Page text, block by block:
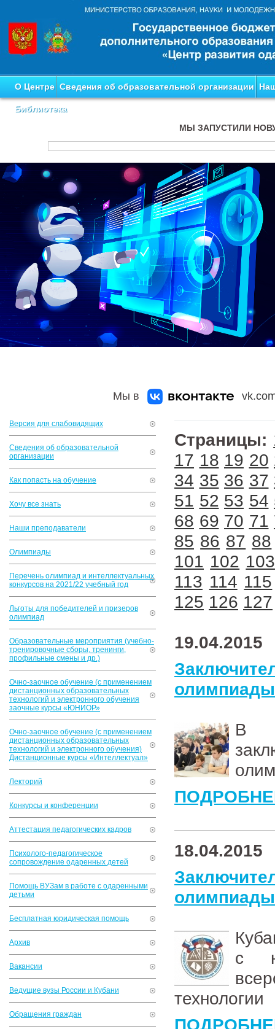
О Центре Сведения об образовательной организации
Библиотека
МЫ ЗАПУСТИЛИ
Мы в
Версия для слабовидящих
Сведения об образовательной
организации
Как попасть на обучение
Хочу все знать
Наши преподаватели
Олимпиады
Перечень олимпиад и интеллектуальных
конкурсов на 2021/22 учебный год
Льготы для победителей и призеров
олимпиад
Образовательные мероприятия (учебно-
тренировочные сборы, тренинги,
профильные смены и др.)
Очно-заочное обучение (с применением
дистанционных образовательных
технологий и электронного обучения
заочные курсы «ЮНИОР»
Очно-заочное обучение (с применением
дистанционных образовательных
технологий и электронного обучения)
Дистанционные курсы «Интеллектуал»
Лекторий
Конкурсы и конференции
Аттестация педагогических кадров
Психолого-педагогическое
сопровождение одаренных детей
Помощь ВУЗам в работе с одаренными
детьми
Бесплатная юридическая помощь
Архив
Вакансии
Ведущие вузы России и Кубани
Обращения граждан
Страницы:
17 18 19 20
34 35 36 37
51 52 53 54
68 69 70 71
85 86 87 88
101 102 103
113 114 115
125 126 127
19.04.2015
В
18.04.2015
олимпиады
с
технологии